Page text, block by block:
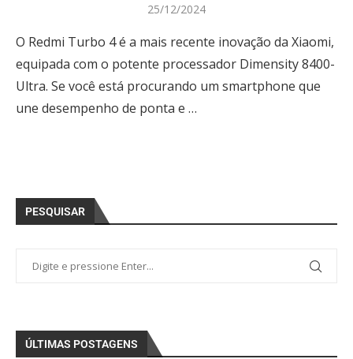
25/12/2024
O Redmi Turbo 4 é a mais recente inovação da Xiaomi,
equipada com o potente processador Dimensity 8400-
Ultra. Se você está procurando um smartphone que
une desempenho de ponta e …
PESQUISAR
ÚLTIMAS POSTAGENS